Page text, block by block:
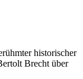
historischer
Brecht über